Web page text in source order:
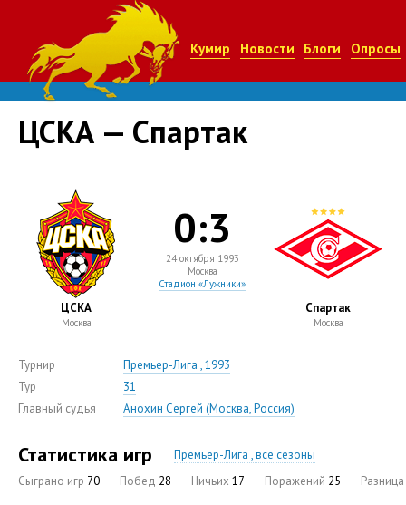
Кумир Новости Блоги Опросы
ЦСКА — Спартак
ЦСКА
Москва
0:3
24 октября 1993
Москва
Стадион «Лужники»
Спартак
Москва
Турнир
Премьер-Лига , 1993
Тур
31
Главный судья
Анохин Сергей (Москва, Россия)
Статистика игр
Премьер-Лига , все сезоны
Сыграно игр 70 Побед 28 Ничьих 17 Поражений 25 Разница